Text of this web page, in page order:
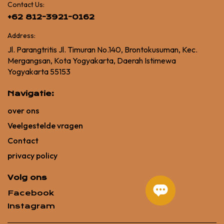
Contact Us:
+62 812-3921-0162
Address:
Jl. Parangtritis Jl. Timuran No.140, Brontokusuman, Kec.
Mergangsan, Kota Yogyakarta, Daerah Istimewa
Yogyakarta 55153
Navigatie:
over ons
Veelgestelde vragen
Contact
privacy policy
Volg ons
Facebook
Instagram